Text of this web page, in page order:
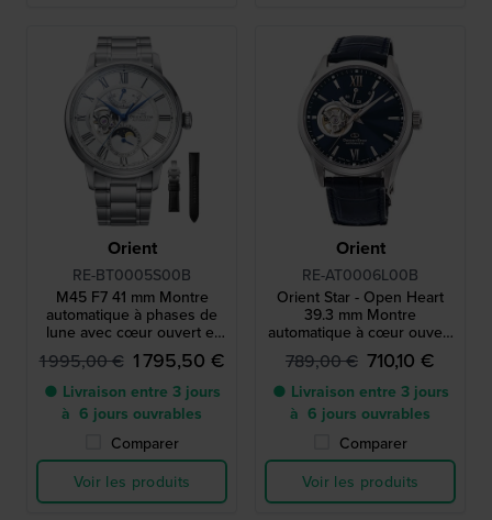
Orient
RE-BT0005S00B
M45 F7 41 mm Montre
automatique à phases de
lune avec cœur ouvert et
réserve de marche
1 995,00 € 1 795,50 €
● Livraison entre 3 jours
à 6 jours ouvrables
Comparer
Voir les produits
Orient
RE-AT0006L00B
Orient Star - Open Heart
39.3 mm Montre
automatique à cœur ouvert
avec indicateur de réserve
de marche
789,00 € 710,10 €
● Livraison entre 3 jours
à 6 jours ouvrables
Comparer
Voir les produits